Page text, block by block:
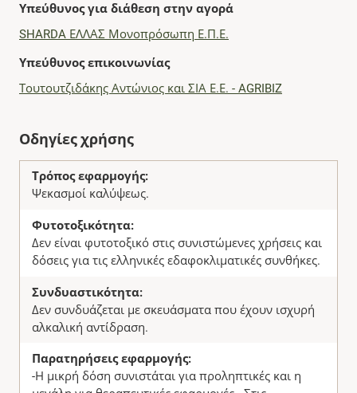
Υπεύθυνος για διάθεση στην αγορά
SHARDA ΕΛΛΑΣ Μονοπρόσωπη Ε.Π.Ε.
Υπεύθυνος επικοινωνίας
Τουτουτζιδάκης Αντώνιος και ΣΙΑ Ε.Ε. - AGRIBIZ
Οδηγίες χρήσης
Τρόπος εφαρμογής:
Ψεκασμοί καλύψεως.
Φυτοτοξικότητα:
Δεν είναι φυτοτοξικό στις συνιστώμενες χρήσεις και
δόσεις για τις ελληνικές εδαφοκλιματικές συνθήκες.
Συνδυαστικότητα:
Δεν συνδυάζεται με σκευάσματα που έχουν ισχυρή
αλκαλική αντίδραση.
Παρατηρήσεις εφαρμογής:
-Η μικρή δόση συνιστάται για προληπτικές και η